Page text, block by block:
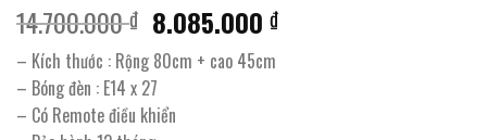
14.700.000₫ Giá
gốc
là:
14.700.000 ₫.
8.085.000₫Giá
– Kích thước : Rộng 80cm + cao 45cm
– Bóng đèn : E14 x 27
– Có Remote điều khiển